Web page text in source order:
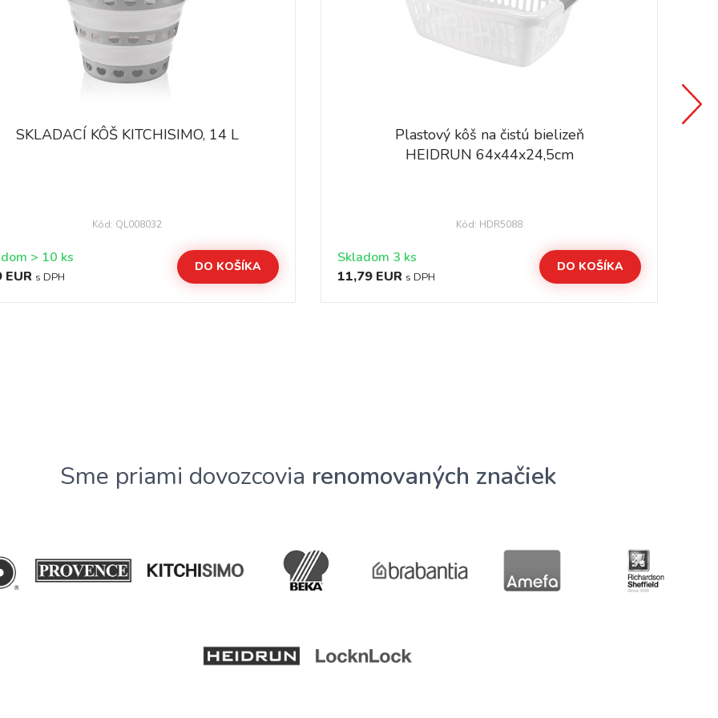
SKLADACÍ KÔŠ KITCHISIMO, 14 L
Kód: QL008032
Skladom > 10 ks
EUR s DPH
DO KOŠÍKA
Plastový kôš na čistú bielizeň
HEIDRUN 64x44x24,5cm
Kód: HDR5088
Skladom 3 ks
11,79 EUR s DPH
DO KOŠÍKA
Sme priami dovozcovia renomovaných značiek